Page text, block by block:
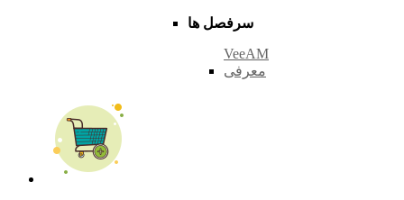
سرفصل ها
VeeAM
معرفی